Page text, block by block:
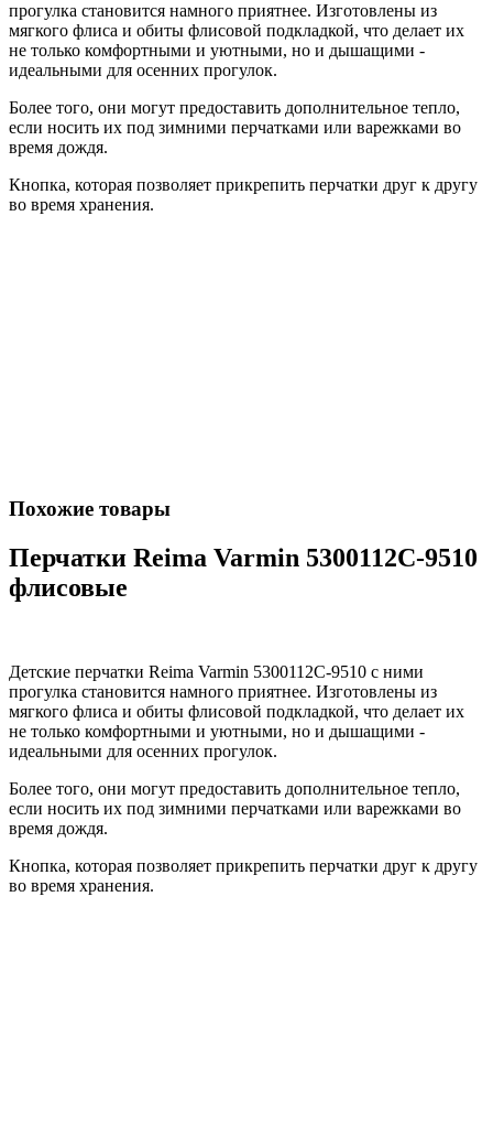
прогулка становится намного приятнее. Изготовлены из
мягкого флиса и обиты флисовой подкладкой, что делает их
не только комфортными и уютными, но и дышащими -
идеальными для осенних прогулок.
Более того, они могут предоставить дополнительное тепло,
если носить их под зимними перчатками или варежками во
время дождя.
Кнопка, которая позволяет прикрепить перчатки друг к другу
во время хранения.
Похожие товары
Перчатки Reima Varmin 5300112C-9510
флисовые
Детские перчатки Reima Varmin 5300112C-9510 с ними
прогулка становится намного приятнее. Изготовлены из
мягкого флиса и обиты флисовой подкладкой, что делает их
не только комфортными и уютными, но и дышащими -
идеальными для осенних прогулок.
Более того, они могут предоставить дополнительное тепло,
если носить их под зимними перчатками или варежками во
время дождя.
Кнопка, которая позволяет прикрепить перчатки друг к другу
во время хранения.